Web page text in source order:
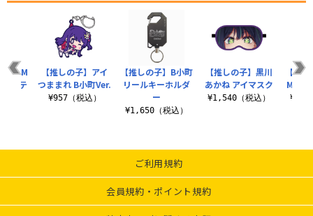
【推しの子】B小町
リールキーホルダ
ー
¥1,650（税込）
【推しの子】黒川
あかね アイマスク
¥1,540（税込）
【推
MEM
MEM
ステ
【推しの子】アイ
つままれ B小町Ver.
¥957（税込）
ご利用規約
会員規約・ポイント規約